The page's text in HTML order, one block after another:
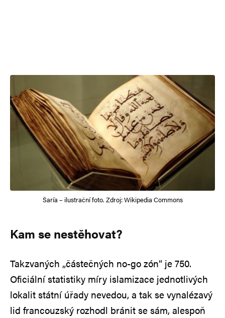
Šaría – ilustrační foto. Zdroj: Wikipedia Commons
Kam se nestěhovat?
Takzvaných „částečných no-go zón“ je 750.
Oficiální statistiky míry islamizace jednotlivých
lokalit státní úřady nevedou, a tak se vynalézavý
lid francouzský rozhodl bránit se sám, alespoň